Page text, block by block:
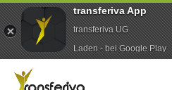
transferiva App
transferiva UG
Laden - bei Google Play